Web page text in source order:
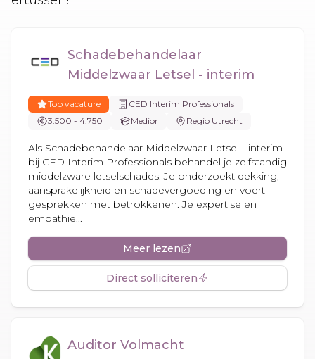
Schadebehandelaar
Middelzwaar Letsel - interim
Top vacature
CED Interim Professionals
3.500 - 4.750
Medior Regio Utrecht
Als Schadebehandelaar Middelzwaar Letsel - interim
bij CED Interim Professionals behandel je zelfstandig
middelzware letselschades. Je onderzoekt dekking,
aansprakelijkheid en schadevergoeding en voert
gesprekken met betrokkenen. Je expertise en
empathie...
Meer lezen
Direct solliciteren
Auditor Volmacht